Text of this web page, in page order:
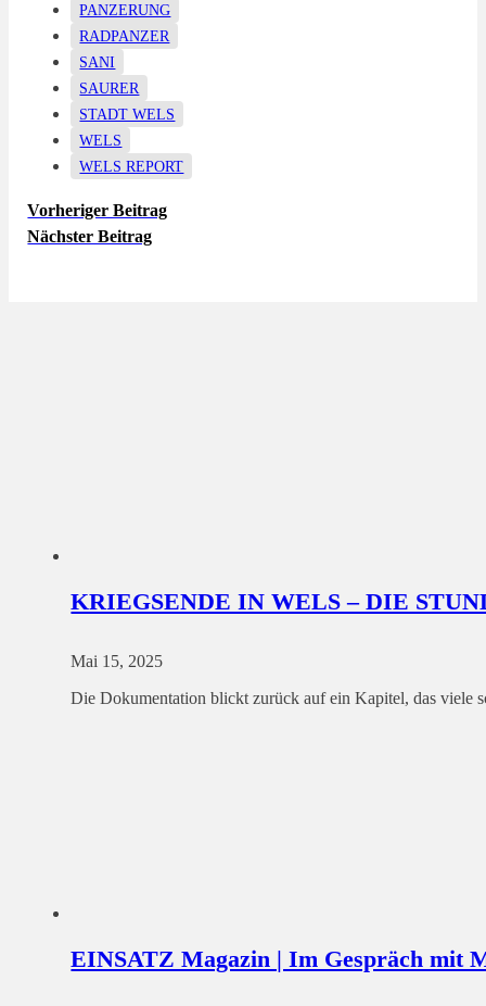
PANZERUNG
RADPANZER
SANI
SAURER
STADT WELS
WELS
WELS REPORT
Vorheriger Beitrag
Nächster Beitrag
KRIEGSENDE IN WELS – DIE
Mai 15, 2025
Die Dokumentation blickt zurück auf ein Kapitel, das viele
EINSATZ Magazin | Im Gespräch mit